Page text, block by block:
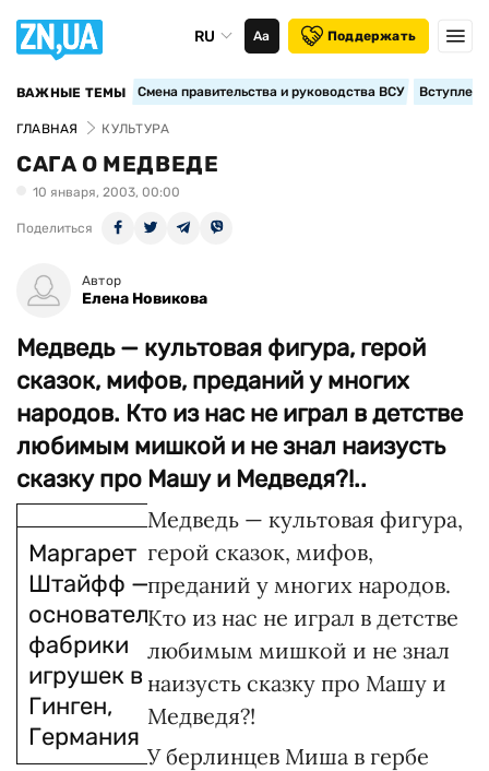
RU Аа Поддержать
ВАЖНЫЕ ТЕМЫ Смена правительства и руководства ВСУ
ГЛАВНАЯ КУЛЬТУРА
САГА О МЕДВЕДЕ
10 января, 2003, 00:00
Поделиться
Автор
Елена Новикова
Медведь — культовая фигура, герой
сказок, мифов, преданий у многих
народов. Кто из нас не играл в детстве
любимым мишкой и не знал наизусть
сказку про Машу и Медведя?!..
Маргарет
Штайфф —
основательница
фабрики
игрушек в г.
Гинген,
Германия
Медведь — культовая фигура,
герой сказок, мифов,
преданий у многих народов.
Кто из нас не играл в детстве
любимым мишкой и не знал
наизусть сказку про Машу и
Медведя?!
У берлинцев Миша в гербе